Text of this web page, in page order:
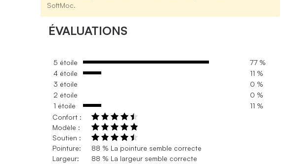
SoftMoc.
ÉVALUATIONS
5 étoile
77 %
4 étoile
11 %
3 étoile
0 %
2 étoile
0 %
1 étoile
11 %
Confort :
Modèle :
Soutien :
Pointure:
88 % La pointure semble correcte
Largeur:
88 % La largeur semble correcte